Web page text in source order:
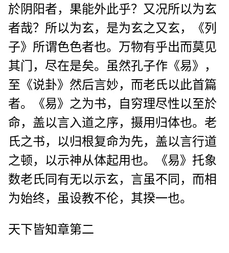
於阴阳者，果能外此乎？又况所以为玄
者哉？所以为玄，是为玄之又玄，《列
子》所谓色色者也。万物有乎出而莫见
其门，尽在是矣。虽然孔子作《易》，
至《说卦》然后言妙，而老氏以此首篇
者。《易》之为书，自穷理尽性以至於
命，盖以言入道之序，摄用归体也。老
氏之书，以归根复命为先，盖以言行道
之顿，以示神从体起用也。《易》托象
数老氏同有无以示玄，言虽不同，而相
为始终，虽设教不伦，其揆一也。
天下皆知章第二